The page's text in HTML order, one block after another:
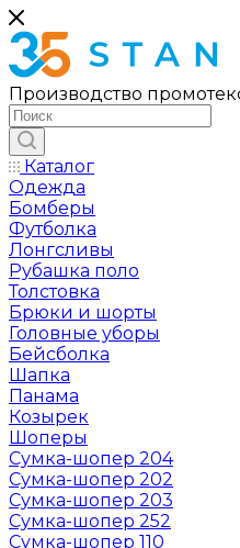
Производство
Каталог
Одежда
Бомберы
Футболка
Лонгсливы
Рубашка поло
Толстовка
Брюки и шорты
Головные уборы
Бейсболка
Шапка
Панама
Козырек
Шоперы
Сумка-шопер 204
Сумка-шопер 202
Сумка-шопер 203
Сумка-шопер 252
Сумка-шопер 110